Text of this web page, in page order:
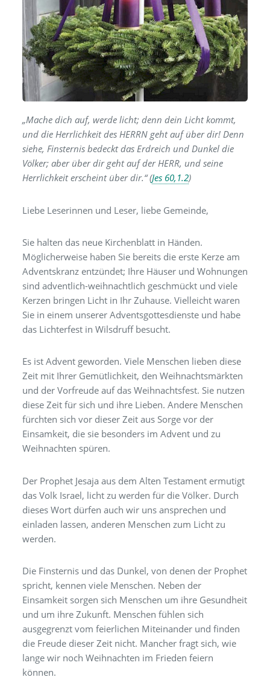
„Mache dich auf, werde licht; denn dein Licht kommt,
und die Herrlichkeit des HERRN geht auf über dir! Denn
siehe, Finsternis bedeckt das Erdreich und Dunkel die
Völker; aber über dir geht auf der HERR, und seine
Herrlichkeit erscheint über dir.“ (Jes 60,1.2)
Liebe Leserinnen und Leser, liebe Gemeinde,
Sie halten das neue Kirchenblatt in Händen.
Möglicherweise haben Sie bereits die erste Kerze am
Adventskranz entzündet; Ihre Häuser und Wohnungen
sind adventlich-weihnachtlich geschmückt und viele
Kerzen bringen Licht in Ihr Zuhause. Vielleicht waren
Sie in einem unserer Adventsgottesdienste und habe
das Lichterfest in Wilsdruff besucht.
Es ist Advent geworden. Viele Menschen lieben diese
Zeit mit Ihrer Gemütlichkeit, den Weihnachtsmärkten
und der Vorfreude auf das Weihnachtsfest. Sie nutzen
diese Zeit für sich und ihre Lieben. Andere Menschen
fürchten sich vor dieser Zeit aus Sorge vor der
Einsamkeit, die sie besonders im Advent und zu
Weihnachten spüren.
Der Prophet Jesaja aus dem Alten Testament ermutigt
das Volk Israel, licht zu werden für die Völker. Durch
dieses Wort dürfen auch wir uns ansprechen und
einladen lassen, anderen Menschen zum Licht zu
werden.
Die Finsternis und das Dunkel, von denen der Prophet
spricht, kennen viele Menschen. Neben der
Einsamkeit sorgen sich Menschen um ihre Gesundheit
und um ihre Zukunft. Menschen fühlen sich
ausgegrenzt vom feierlichen Miteinander und finden
die Freude dieser Zeit nicht. Mancher fragt sich, wie
lange wir noch Weihnachten im Frieden feiern
können.